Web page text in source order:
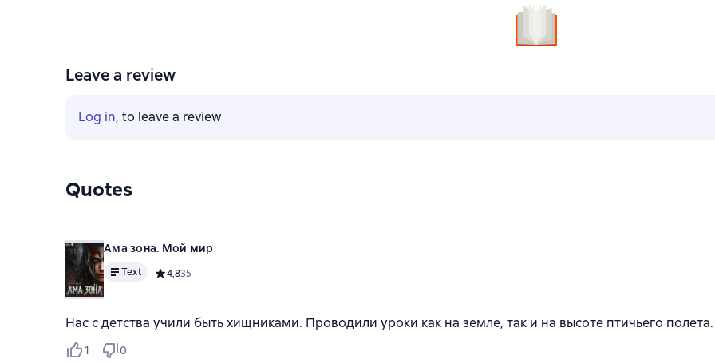
Leave a review
Log in, to leave a review
Quotes
Ама зона. Мой мир
Text Средний рейтинг 4,8 на основе 35 оценок
4,835
Нас с детства учили быть хищниками. Проводили уроки как на земле, так и на высоте птичьего полета.
1 0